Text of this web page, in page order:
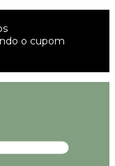
o cupom